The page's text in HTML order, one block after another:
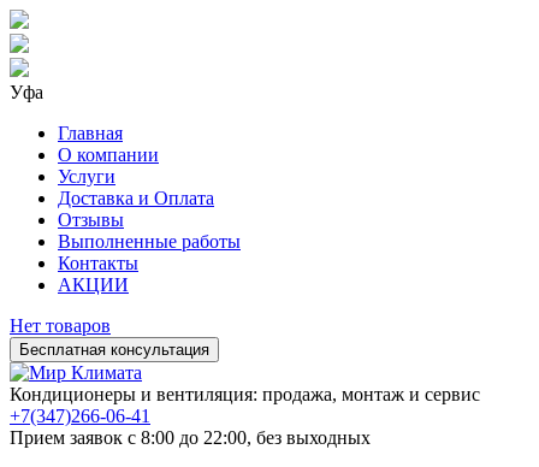
Уфа
Главная
О компании
Услуги
Доставка и Оплата
Отзывы
Выполненные работы
Контакты
АКЦИИ
Нет товаров
Бесплатная консультация
Кондиционеры и вентиляция: продажа, монтаж и сервис
+7(347)266-06-41
Прием заявок с 8:00 до 22:00, без выходных